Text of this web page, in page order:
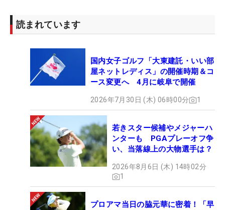
読まれています
国内女子ゴルフ「大東建託・いい部
屋ネットレディス」の開催時期＆コ
ース変更へ 4月に岐阜で開催
2026年7月30日 (木) 06時00分 1
若きスター候補やメジャーハ
ンターも PGAプレーオフ争
い、当落線上の大物選手は？
2026年8月6日 (木) 14時02分
1
プロアマ当日の脇元華に密着！「早